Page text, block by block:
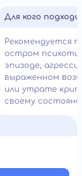
Для кого
Рекомендуется
остром
эпизоде,
выраженном
или утрате
своему